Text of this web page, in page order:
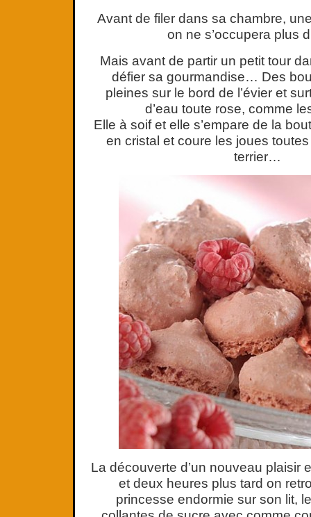
Avant de filer dans sa chambre,
on ne s’occupera plus
Mais avant de partir un petit tour
défier sa gourmandise… Des
pleines sur le bord de l’évier et
d’eau toute rose, comme
Elle à soif et elle s’empare de la
en cristal et coure les joues
terrier…
La découverte d’un nouveau plaisir
et deux heures plus tard on
princesse endormie sur son lit,